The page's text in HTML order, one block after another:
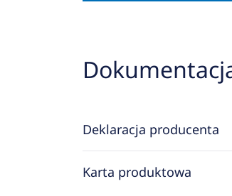
Deklaracja producenta
Karta produktowa